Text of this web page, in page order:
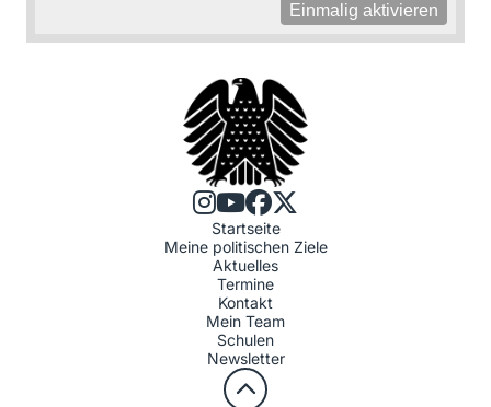
Einmalig aktivieren
Startseite
Meine politischen Ziele
Aktuelles
Termine
Kontakt
Mein Team
Schulen
Newsletter